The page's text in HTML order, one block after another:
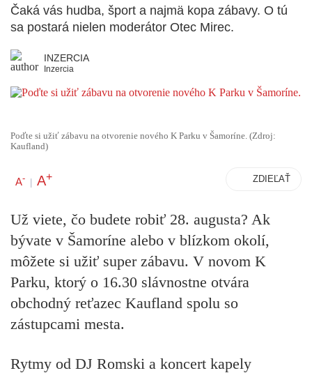
Čaká vás hudba, šport a najmä kopa zábavy. O tú
sa postará nielen moderátor Otec Mirec.
INZERCIA
Inzercia
Poďte si užiť zábavu na otvorenie nového K Parku v Šamoríne. (Zdroj:
Kaufland)
A- | A+ ZDIEĽAŤ
Už viete, čo budete robiť 28. augusta? Ak
bývate v Šamoríne alebo v blízkom okolí,
môžete si užiť super zábavu. V novom K
Parku, ktorý o 16.30 slávnostne otvára
obchodný reťazec Kaufland spolu so
zástupcami mesta.
Rytmy od DJ Romski a koncert kapely